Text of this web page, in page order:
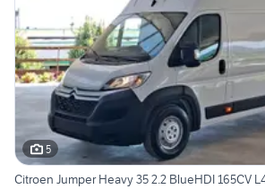
5
Citroen Jumper Heavy 35 2.2 BlueHDI 165CV